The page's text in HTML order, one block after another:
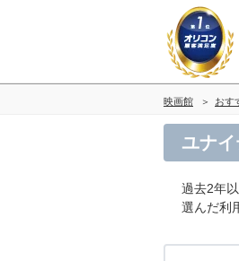
映画館 おす
ユナ
過去2年
選んだ利